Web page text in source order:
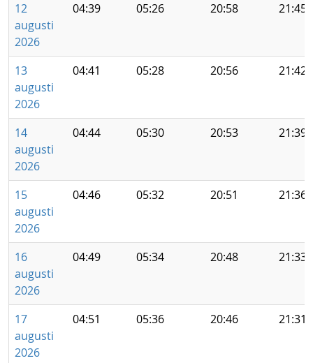
12
augusti
2026
04:39 05:26 20:58 21:45
13
augusti
2026
04:41 05:28 20:56 21:42
14
augusti
2026
04:44 05:30 20:53 21:39
15
augusti
2026
04:46 05:32 20:51 21:36
16
augusti
2026
04:49 05:34 20:48 21:33
17
augusti
2026
04:51 05:36 20:46 21:31